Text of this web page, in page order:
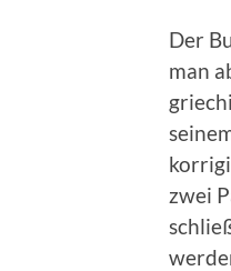
Der
man
zwei